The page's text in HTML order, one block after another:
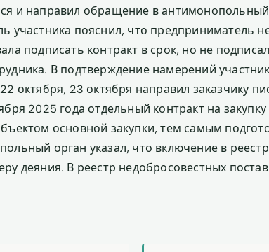
и направил обращение в
участника пояснил, что предприниматель
подписать контракт в срок, но не
В подтверждение намерений
октября, 23 октября направил заказчику
2025 года отдельный контракт на
основной закупки, тем самым
орган указал, что включение в реестр
деяния. В реестр недобросовестных